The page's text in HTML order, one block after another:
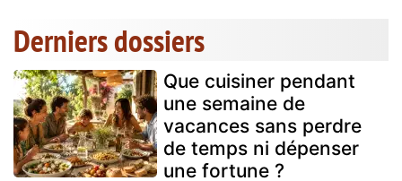
Derniers dossiers
Que cuisiner pendant
une semaine de
vacances sans perdre
de temps ni dépenser
une fortune ?